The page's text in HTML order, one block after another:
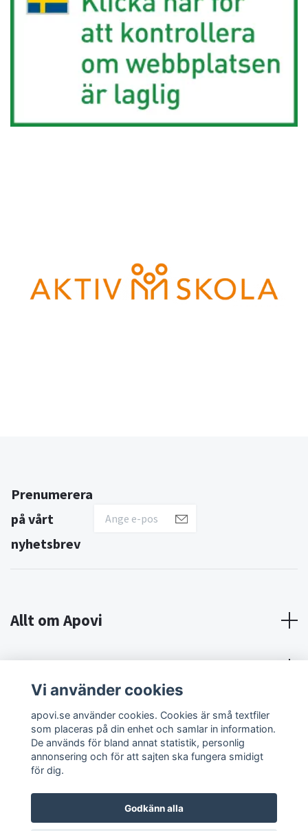
Prenumerera
på vårt
nyhetsbrev
Allt om Apovi
Om Apovi
Sociala medier
Vi använder cookies
apovi.se använder cookies. Cookies är små textfiler
som placeras på din enhet och samlar in information.
De används för bland annat statistik, personlig
annonsering och för att sajten ska fungera smidigt
för dig.
Godkänn alla